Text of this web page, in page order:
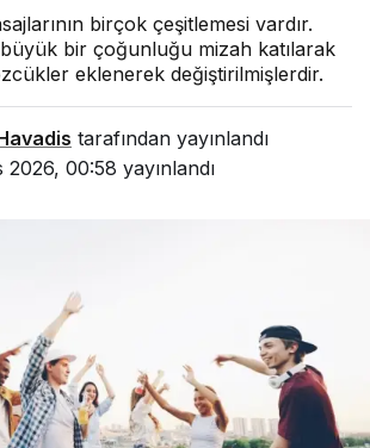
birçok çeşitlemesi vardır.
bir çoğunluğu mizah katılarak
eklenerek değiştirilmişlerdir.
tarafından yayınlandı
2026, 00:58 yayınlandı